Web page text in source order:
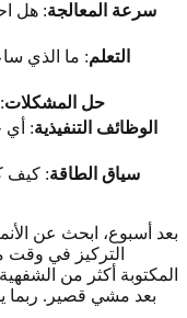
سرعة المعالجة: هل
التعلم: ما الذي
حل المشكلات
الوظائف التنفيذية: أي
سياق الطاقة: كيف
بعد أسبوع، ابحث عن
التركيز في وقت
المكتوبة أكثر من
بعد مشي قصير. ربما